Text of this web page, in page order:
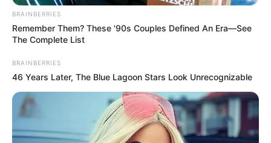
คุณงามความดีที่ทำมา ส่งผลให้ท่านยิ้มได้ในวันนี้ มี
ความสุขกว่าที่ผ่านมา การงานมีโอกาสใหม่ๆหยิบยื่น
เข้ามา ไม่ติดปัญหาในการทำงาน การเงินอาจได้เข้า
มาช้าสักนิด ความรักจะพบรักกับคนต่างชาติ
BRAINBERRIES
Remember Them? These '90s Couples Defined An Era—See
The Complete List
BRAINBERRIES
46 Years Later, The Blue Lagoon Stars Look Unrecognizable